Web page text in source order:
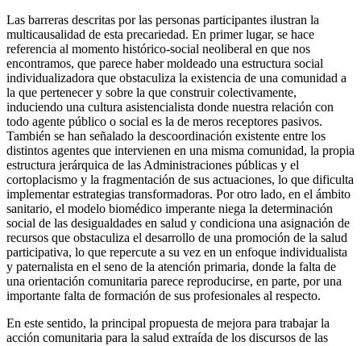
Las barreras descritas por las personas participantes ilustran la
multicausalidad de esta precariedad. En primer lugar, se hace
referencia al momento histórico-social neoliberal en que nos
encontramos, que parece haber moldeado una estructura social
individualizadora que obstaculiza la existencia de una comunidad a
la que pertenecer y sobre la que construir colectivamente,
induciendo una cultura asistencialista donde nuestra relación con
todo agente público o social es la de meros receptores pasivos.
También se han señalado la descoordinación existente entre los
distintos agentes que intervienen en una misma comunidad, la propia
estructura jerárquica de las Administraciones públicas y el
cortoplacismo y la fragmentación de sus actuaciones, lo que dificulta
implementar estrategias transformadoras. Por otro lado, en el ámbito
sanitario, el modelo biomédico imperante niega la determinación
social de las desigualdades en salud y condiciona una asignación de
recursos que obstaculiza el desarrollo de una promoción de la salud
participativa, lo que repercute a su vez en un enfoque individualista
y paternalista en el seno de la atención primaria, donde la falta de
una orientación comunitaria parece reproducirse, en parte, por una
importante falta de formación de sus profesionales al respecto.
En este sentido, la principal propuesta de mejora para trabajar la
acción comunitaria para la salud extraída de los discursos de las